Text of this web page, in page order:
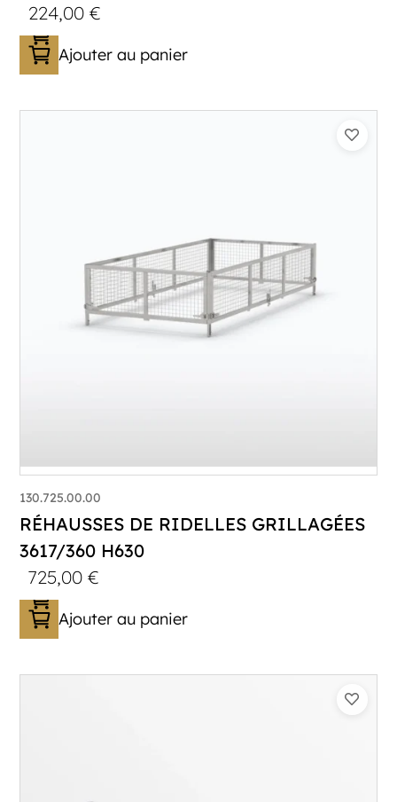
224,00€
Ajouter au panier
130.725.00.00
RÉHAUSSES DE RIDELLES GRILLAGÉES
3617/360 H630
725,00€
Ajouter au panier